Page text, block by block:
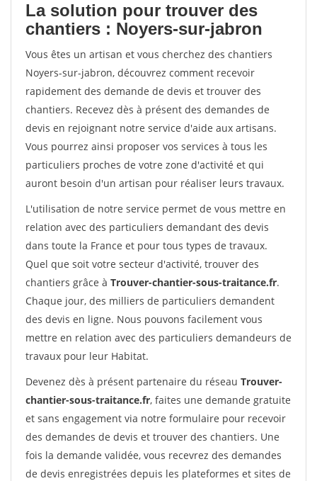
La solution pour trouver des
chantiers : Noyers-sur-jabron
Vous êtes un artisan et vous cherchez des chantiers
Noyers-sur-jabron, découvrez comment recevoir
rapidement des demande de devis et trouver des
chantiers. Recevez dès à présent des demandes de
devis en rejoignant notre service d'aide aux artisans.
Vous pourrez ainsi proposer vos services à tous les
particuliers proches de votre zone d'activité et qui
auront besoin d'un artisan pour réaliser leurs travaux.
L'utilisation de notre service permet de vous mettre en
relation avec des particuliers demandant des devis
dans toute la France et pour tous types de travaux.
Quel que soit votre secteur d'activité, trouver des
chantiers grâce à Trouver-chantier-sous-traitance.fr.
Chaque jour, des milliers de particuliers demandent
des devis en ligne. Nous pouvons facilement vous
mettre en relation avec des particuliers demandeurs de
travaux pour leur Habitat.
Devenez dès à présent partenaire du réseau Trouver-
chantier-sous-traitance.fr, faites une demande gratuite
et sans engagement via notre formulaire pour recevoir
des demandes de devis et trouver des chantiers. Une
fois la demande validée, vous recevrez des demandes
de devis enregistrées depuis les plateformes et sites de